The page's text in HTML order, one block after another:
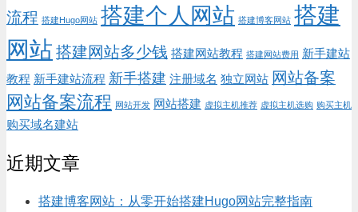
流程 搭建Hugo网站 搭建个人网站 搭建博客网站 搭建
网站 搭建网站多少钱 搭建网站教程 搭建网站费用 新手建站
教程 新手建站流程 新手搭建 注册域名 独立网站 网站备案
网站备案流程 网站开发 网站搭建 虚拟主机推荐 虚拟主机选购 购买主机
购买域名建站
近期文章
搭建博客网站：从零开始搭建Hugo网站完整指南